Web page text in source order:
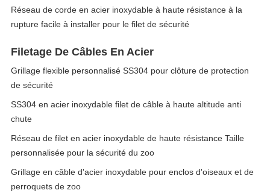
Réseau de corde en acier inoxydable à haute résistance à la
rupture facile à installer pour le filet de sécurité
Filetage De Câbles En Acier
Grillage flexible personnalisé SS304 pour clôture de protection
de sécurité
SS304 en acier inoxydable filet de câble à haute altitude anti
chute
Réseau de filet en acier inoxydable de haute résistance Taille
personnalisée pour la sécurité du zoo
Grillage en câble d'acier inoxydable pour enclos d'oiseaux et de
perroquets de zoo